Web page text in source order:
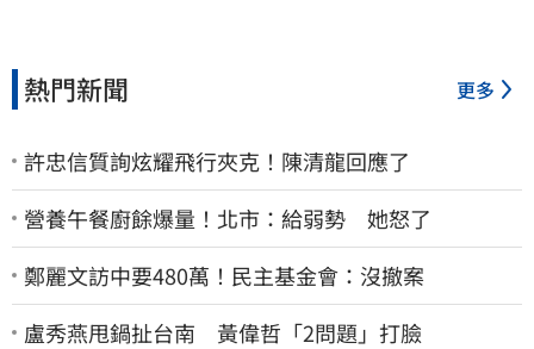
熱門新聞 更多
許忠信質詢炫耀飛行夾克！陳清龍回應了
營養午餐廚餘爆量！北市：給弱勢 她怒了
鄭麗文訪中要480萬！民主基金會：沒撤案
盧秀燕甩鍋扯台南 黃偉哲「2問題」打臉